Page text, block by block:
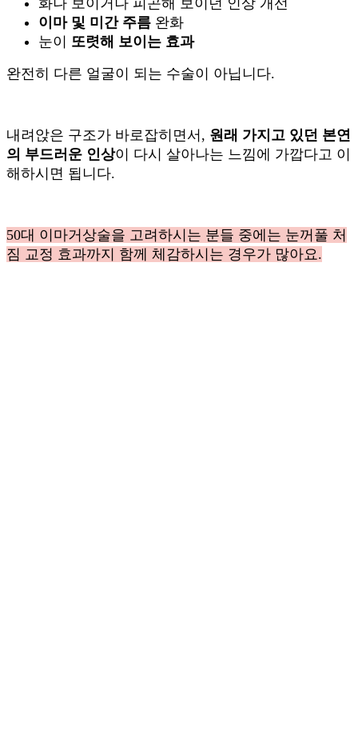
이마 및 미간 주름 완화
눈이 또렷해 보이는 효과
완전히 다른 얼굴이 되는 수술이 아닙니다.
내려앉은 구조가 바로잡히면서, 원래 가지고 있던 본연
의 부드러운 인상이 다시 살아나는 느낌에 가깝다고 이
해하시면 됩니다.
50대 이마거상술을 고려하시는 분들 중에는 눈꺼풀 처
짐 교정 효과까지 함께 체감하시는 경우가 많아요.